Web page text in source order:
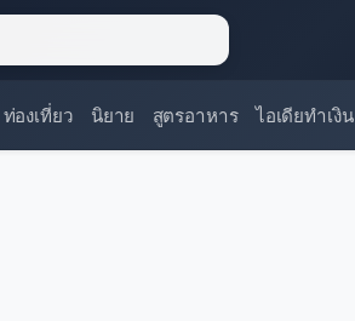
ท่องเที่ยว นิยาย สูตรอาหาร ไอเดียทำเงิน